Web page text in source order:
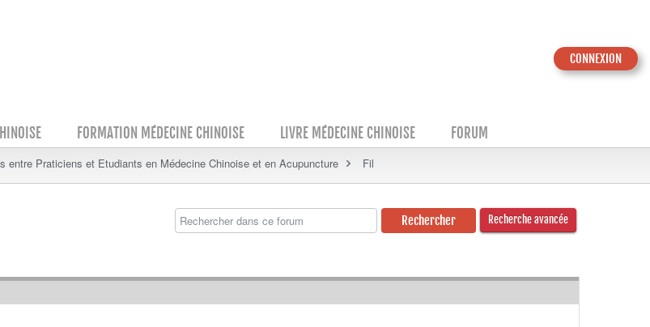
CONNEXION
FORMATION MÉDECINE CHINOISE LIVRE MÉDECINE CHINOISE FORUM
entre Praticiens et Etudiants en Médecine Chinoise et en Acupuncture Fil
Recherche avancée